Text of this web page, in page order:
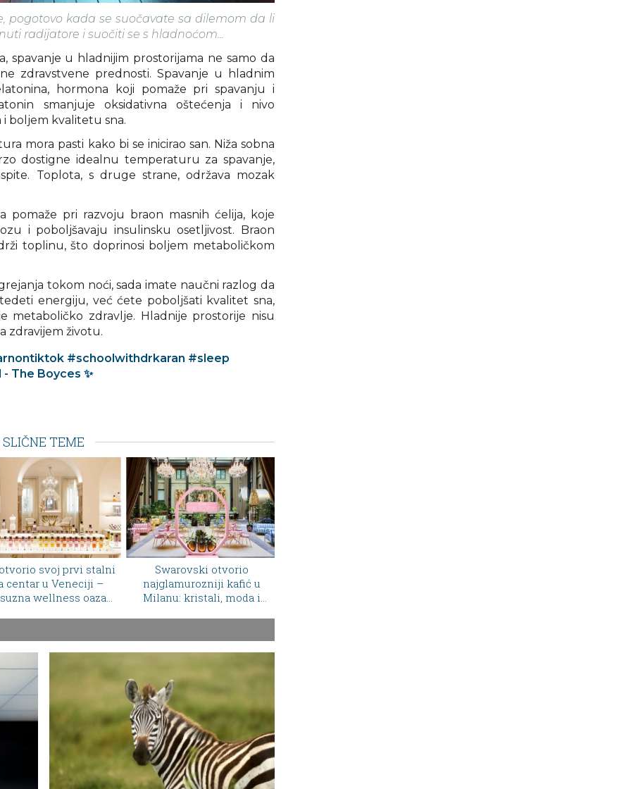
pogotovo kada se suočavate sa dilemom da li
radijatore i suočiti se s hladnoćom...
spavanje u hladnijim prostorijama ne samo da
zdravstvene prednosti. Spavanje u hladnim
hormona koji pomaže pri spavanju i
smanjuje oksidativna oštećenja i nivo
boljem kvalitetu sna.
mora pasti kako bi se inicirao san. Niža sobna
dostigne idealnu temperaturu za spavanje,
Toplota, s druge strane, održava mozak
pomaže pri razvoju braon masnih ćelija, koje
i poboljšavaju insulinsku osetljivost. Braon
toplinu, što doprinosi boljem metaboličkom
tokom noći, sada imate naučni razlog da
energiju, već ćete poboljšati kvalitet sna,
metaboličko zdravlje. Hladnije prostorije nisu
zdravijem životu.
#schoolwithdrkaran #sleep
The Boyces ✨
SLIČNE TEME
Swarovski otvorio
kafić u
kristali, moda i
Ovo penušavo vino menja
način na koji gledamo
Majorku